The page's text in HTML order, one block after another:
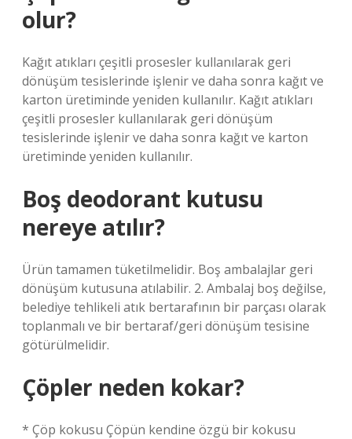
olur?
Kağıt atıkları çeşitli prosesler kullanılarak geri
dönüşüm tesislerinde işlenir ve daha sonra kağıt ve
karton üretiminde yeniden kullanılır. Kağıt atıkları
çeşitli prosesler kullanılarak geri dönüşüm
tesislerinde işlenir ve daha sonra kağıt ve karton
üretiminde yeniden kullanılır.
Boş deodorant kutusu
nereye atılır?
Ürün tamamen tüketilmelidir. Boş ambalajlar geri
dönüşüm kutusuna atılabilir. 2. Ambalaj boş değilse,
belediye tehlikeli atık bertarafının bir parçası olarak
toplanmalı ve bir bertaraf/geri dönüşüm tesisine
götürülmelidir.
Çöpler neden kokar?
* Çöp kokusu Çöpün kendine özgü bir kokusu